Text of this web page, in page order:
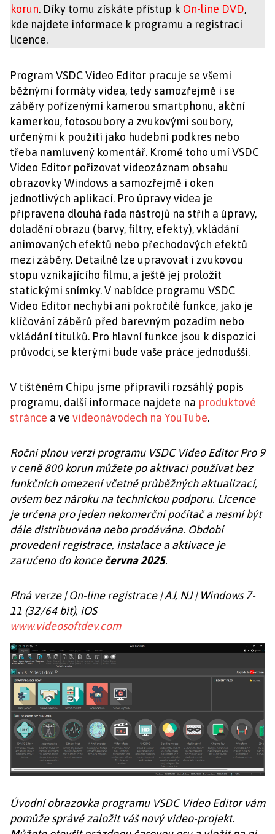
korun. Díky tomu získáte přístup k On-line DVD,
kde najdete informace k programu a registraci
licence.
Program VSDC Video Editor pracuje se všemi
běžnými formáty videa, tedy samozřejmě i se
záběry pořízenými kamerou smartphonu, akční
kamerkou, fotosoubory a zvukovými soubory,
určenými k použití jako hudební podkres nebo
třeba namluvený komentář. Kromě toho umí VSDC
Video Editor pořizovat videozáznam obsahu
obrazovky Windows a samozřejmě i oken
jednotlivých aplikací. Pro úpravy videa je
připravena dlouhá řada nástrojů na střih a úpravy,
doladění obrazu (barvy, filtry, efekty), vkládání
animovaných efektů nebo přechodových efektů
mezi záběry. Detailně lze upravovat i zvukovou
stopu vznikajícího filmu, a ještě jej proložit
statickými snímky. V nabídce programu VSDC
Video Editor nechybí ani pokročilé funkce, jako je
klíčování záběrů před barevným pozadím nebo
vkládání titulků. Pro hlavní funkce jsou k dispozici
průvodci, se kterými bude vaše práce jednodušší.
V tištěném Chipu jsme připravili rozsáhlý popis
programu, další informace najdete na produktové
stránce a ve videonávodech na YouTube.
Roční plnou verzi programu VSDC Video Editor Pro 9
v ceně 800 korun můžete po aktivaci používat bez
funkčních omezení včetně průběžných aktualizací,
ovšem bez nároku na technickou podporu. Licence
je určena pro jeden nekomerční počítač a nesmí být
dále distribuována nebo prodávána. Období
provedení registrace, instalace a aktivace je
zaručeno do koncečervna 2025.
Plná verze | On-line registrace | AJ, NJ | Windows 7-
11 (32/64 bit), iOS
www.videosoftdev.com
Úvodní obrazovka programu VSDC Video Editor vám
pomůže správě založit váš nový video-projekt.